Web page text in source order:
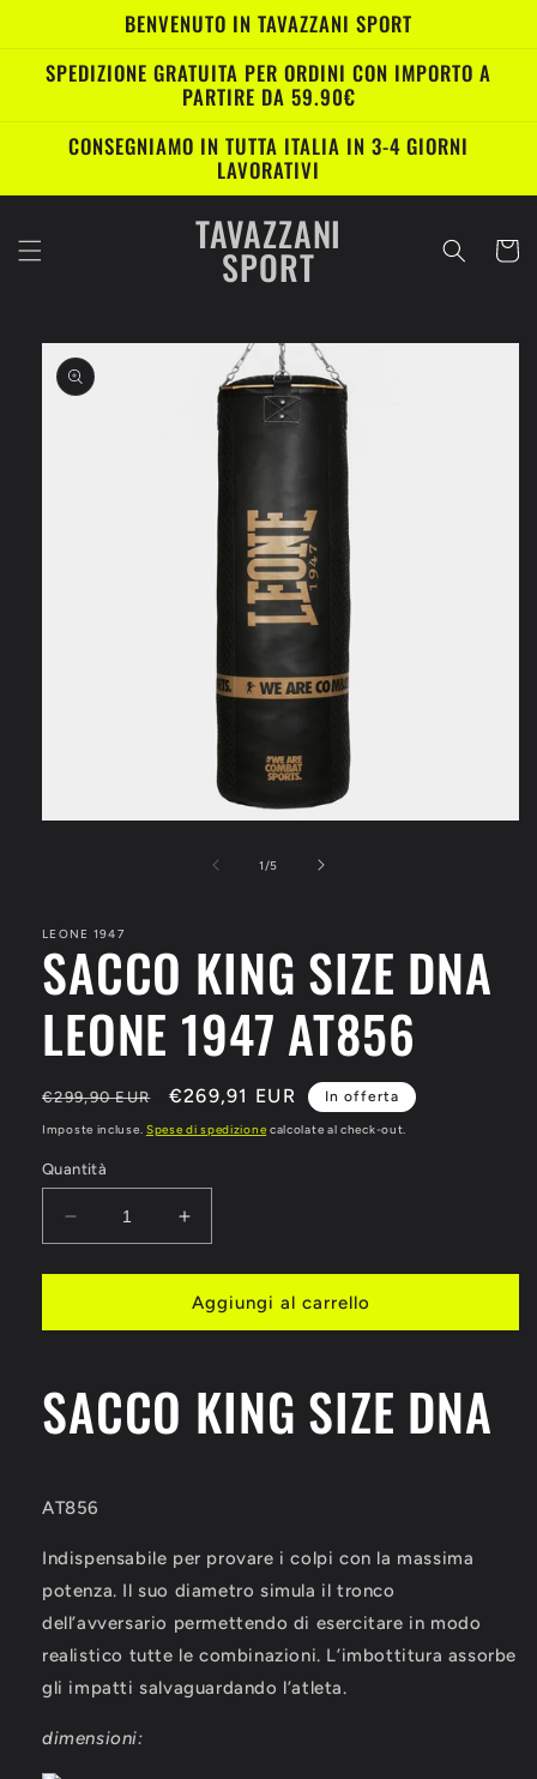
direttamenteBENVENUTO IN TAVAZZANI SPORT
SPEDIZIONE GRATUITA PER ORDINI CON IMPORTO A
PARTIRE DA 59.90€
CONSEGNIAMO IN TUTTA ITALIA IN 3-4 GIORNI
LAVORATIVI
TAVAZZANI
SPORT Carrello
Passa alle
informazioni
sul prodotto
modale
1 /su
5
LEONE 1947
SACCO KING SIZE DNA
LEONE 1947 AT856
Prezzo
di
€299,90 EUR
Prezzo
scontato
€269,91 EUR In offerta
Imposte incluse. Spese di spedizione calcolate al check-out.
Quantità
Diminuisci
quantità
per
KING
LEONE
1947
Aumenta
quantità
per
SACCO
KING
LEONE
1947
Aggiungi al carrello
SACCO KING SIZE DNA
AT856
Indispensabile per provare i colpi con la massima
potenza. Il suo diametro simula il tronco
dell’avversario permettendo di esercitare in modo
realistico tutte le combinazioni. L’imbottitura assorbe
gli impatti salvaguardando l’atleta.
dimensioni: